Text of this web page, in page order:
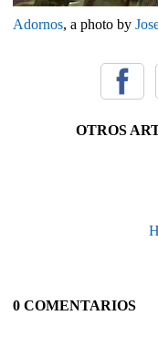
Adornos, a photo by
OTROS
0 COMENTARIOS